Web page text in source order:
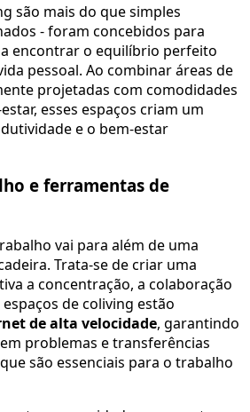
são mais do que simples
- foram concebidos para
encontrar o equilíbrio perfeito
pessoal. Ao combinar áreas de
projetadas com comodidades
esses espaços criam um
e o bem-estar
e ferramentas de
vai para além de uma
Trata-se de criar uma
a concentração, a colaboração
de coliving estão
de alta velocidade, garantindo
problemas e transferências
são essenciais para o trabalho